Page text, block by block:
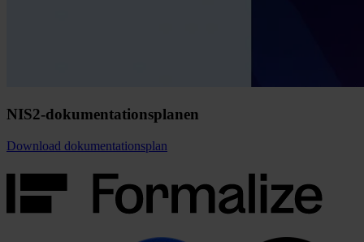
NIS2-dokumentationsplanen
Download dokumentationsplan